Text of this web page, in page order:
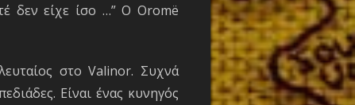
δεν είχε ίσο …” Ο Oromë
στο Valinor. Συχνά
Είναι ένας κυνηγός